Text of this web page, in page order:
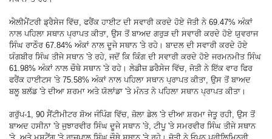
ਐਲੀਮੈਂਟਰੀ ਡ੍ਰੈਸੇਜ ਵਿੱਚ, ਫਰੈਂਕ ਹਾਈਟ ਦੀ ਸਵਾਰੀ ਕਰਦੇ ਹੋਏ ਜੋਤੀ ਨੇ 69.47% ਅੰਕਾਂ
ਨਾਲ ਪਹਿਲਾ ਸਥਾਨ ਪ੍ਰਾਪਤ ਕੀਤਾ, ਉਸ ਤੋਂ ਬਾਅਦ ਗਰੁੜ ਦੀ ਸਵਾਰੀ ਕਰਦੇ ਹੋਏ ਯੁਵਰਾਜ
ਸਿੰਘ ਰਾਠੌਰ 67.84% ਅੰਕਾਂ ਨਾਲ ਦੂਜੇ ਸਥਾਨ 'ਤੇ ਰਹੇ। ਬਾਦਲ ਦੀ ਸਵਾਰੀ ਕਰਦੇ ਹੋਏ
ਯੰਗਬੀਰ ਸਿੰਘ ਤੀਜੇ ਸਥਾਨ 'ਤੇ ਰਹੇ, ਜਦੋਂ ਕਿ ਕਿੰਗ ਦੀ ਸਵਾਰੀ ਕਰਦੇ ਹੋਏ ਜਰਮਨਮੀਤ ਸਿੰਘ
61.98% ਅੰਕਾਂ ਨਾਲ ਚੌਥੇ ਸਥਾਨ 'ਤੇ ਰਹੇ। ਲੇਡੀਜ਼ ਡਰੈਸੇਜ ਵਿੱਚ, ਜੋਤੀ ਨੇ ਇੱਕ ਵਾਰ ਫਿਰ
ਫਰੈਂਕ ਹਾਈਟਸ 'ਤੇ 75.58% ਅੰਕਾਂ ਨਾਲ ਪਹਿਲਾ ਸਥਾਨ ਪ੍ਰਾਪਤ ਕੀਤਾ, ਉਸ ਤੋਂ ਬਾਅਦ
ਬਲੂ ਬਲੱਡ 'ਤੇ ਦੀਆ ਸ਼ਰਮਾ ਅਤੇ ਯੋਲਾਂਡਾ 'ਤੇ ਮੰਨਤ ਨੇ ਪਹਿਲਾ ਸਥਾਨ ਪ੍ਰਾਪਤ ਕੀਤਾ।
ਗਰੁੱਪ-1, 90 ਸੈਂਟੀਮੀਟਰ ਸ਼ੋਅ ਜੰਪਿੰਗ ਵਿੱਚ, ਜ਼ੋਲਾ ਡੇਲ 'ਤੇ ਦੀਆ ਸ਼ਰਮਾ ਜੇਤੂ ਰਹੀ, ਉਸ ਤੋਂ
ਬਾਅਦ ਹਸੀਨਾ 'ਤੇ ਜੁਝਾਰਵੀਰ ਸਿੰਘ ਦੂਜੇ ਸਥਾਨ 'ਤੇ, ਟੀਪੂ 'ਤੇ ਸਮਰਵੀਰ ਸਿੰਘ ਤੀਜੇ ਸਥਾਨ